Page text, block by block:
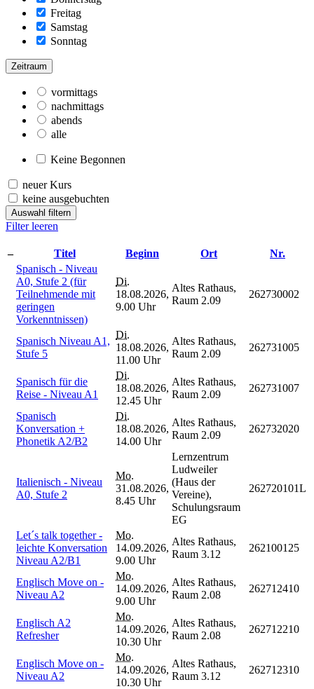
Freitag
Samstag
Sonntag
Zeitraum
vormittags
nachmittags
abends
alle
Keine Begonnen
neuer Kurs
keine ausgebuchten
Auswahl filtern
Filter leeren
– Titel Beginn Ort
Nr.
Spanisch - Niveau
A0, Stufe 2 (für
Teilnehmende mit
geringen
Vorkenntnissen)
Di.
18.08.2026,
9.00 Uhr
Altes Rathaus,
Raum 2.09
262730002
Spanisch Niveau A1,
Stufe 5
Di.
18.08.2026,
11.00 Uhr
Altes Rathaus,
Raum 2.09
262731005
Spanisch für die
Reise - Niveau A1
Di.
18.08.2026,
12.45 Uhr
Altes Rathaus,
Raum 2.09
262731007
Spanisch
Konversation +
Phonetik A2/B2
Di.
18.08.2026,
14.00 Uhr
Altes Rathaus,
Raum 2.09
262732020
Italienisch - Niveau
A0, Stufe 2
Mo.
31.08.2026,
8.45 Uhr
Lernzentrum
Ludweiler
(Haus der
Vereine),
Schulungsraum
EG
262720101L
Let´s talk together -
leichte Konversation
Niveau A2/B1
Mo.
14.09.2026,
9.00 Uhr
Altes Rathaus,
Raum 3.12
262100125
Englisch Move on -
Niveau A2
Mo.
14.09.2026,
9.00 Uhr
Altes Rathaus,
Raum 2.08
262712410
Englisch A2
Refresher
Mo.
14.09.2026,
10.30 Uhr
Altes Rathaus,
Raum 2.08
262712210
Englisch Move on -
Niveau A2
Mo.
14.09.2026,
10.30 Uhr
Altes Rathaus,
Raum 3.12
262712310